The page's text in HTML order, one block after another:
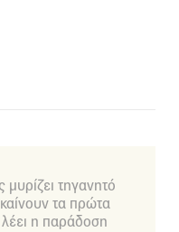
τηγανητό
τα πρώτα
λέει η παράδοση